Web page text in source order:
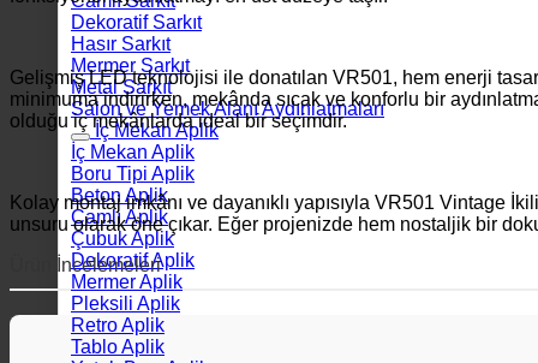
Dekoratif Sarkıt
Hasır Sarkıt
Mermer Sarkıt
Metal Sarkıt
Salon ve Yemek Alanı Aydınlatmaları
İç Mekan Aplik
İç Mekan Aplik
Boru Tipi Aplik
Beton Aplik
Camlı Aplik
Çubuk Aplik
Dekoratif Aplik
Mermer Aplik
Pleksili Aplik
Retro Aplik
Tablo Aplik
Gelişmiş LED teknolojisi ile donatılan VR501, hem enerji
minimuma indirirken, mekânda sıcak ve konforlu bir
olduğu iç mekânlarda ideal bir seçimdir.
Kolay montaj imkânı ve dayanıklı yapısıyla VR501 Vintage
unsuru olarak öne çıkar. Eğer projenizde hem nostaljik bir
Ürün İncelemeleri